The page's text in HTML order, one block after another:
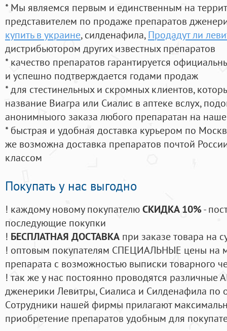
* Мы являемся первым и единственным на
представителем по продаже препаратов
купить в украине, силденафила, Продадут ли
дистрибьютором других известных препаратов
* качество препаратов гарантируется
и успешно подтверждается годами продаж
* для стестинельных и скромных клиентов,
название Виагра или Сиалис в аптеке вслух,
анонимныого заказа любого препаратан на
* быстрая и удобная доставка курьером по
же возможна доставка препаратов почтой
классом
Покупать у нас выгодно
! каждому новому покупателюСКИДКА 10%-
последующие покупки
! БЕСПЛАТНАЯ ДОСТАВКА при заказе товара на
! оптовым покупателям СПЕЦИАЛЬНЫЕ цены на
препарата с возможностью выписки товарного
! так же у нас постоянно проводятся
дженерики Левитры, Сиалиса и Силденафила по
Cотрудники нашей фирмы прилагают
приобретение препаратов удобным для